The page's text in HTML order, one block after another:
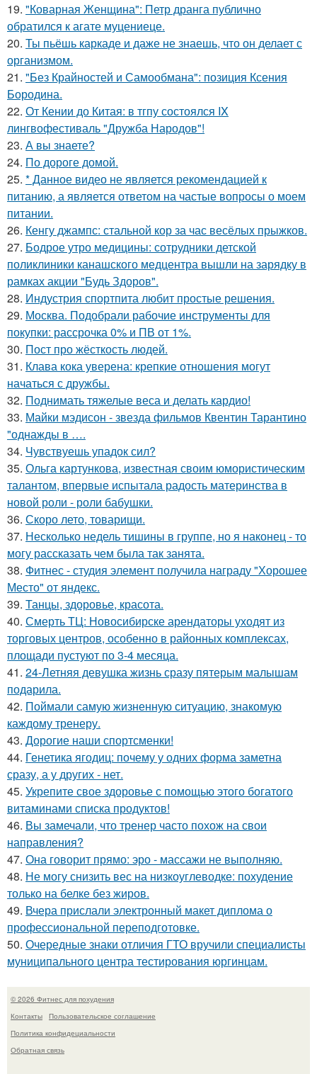
19. "Коварная Женщина": Петр дранга публично
обратился к агате муцениеце.
20. Ты пьёшь каркаде и даже не знаешь, что он делает с
организмом.
21. "Без Крайностей и Самообмана": позиция Ксения
Бородина.
22. От Кении до Китая: в тгпу состоялся IX
лингвофестиваль "Дружба Народов"!
23. А вы знаете?
24. По дороге домой.
25. * Данное видео не является рекомендацией к
питанию, а является ответом на частые вопросы о моем
питании.
26. Кенгу джампс: стальной кор за час весёлых прыжков.
27. Бодрое утро медицины: сотрудники детской
поликлиники канашского медцентра вышли на зарядку в
рамках акции "Будь Здоров".
28. Индустрия спортпита любит простые решения.
29. Москва. Подобрали рабочие инструменты для
покупки: рассрочка 0% и ПВ от 1%.
30. Пост про жёсткость людей.
31. Клава кока уверена: крепкие отношения могут
начаться с дружбы.
32. Поднимать тяжелые веса и делать кардио!
33. Майки мэдисон - звезда фильмов Квентин Тарантино
"однажды в ….
34. Чувствуешь упадок сил?
35. Ольга картункова, известная своим юмористическим
талантом, впервые испытала радость материнства в
новой роли - роли бабушки.
36. Скоро лето, товарищи.
37. Несколько недель тишины в группе, но я наконец - то
могу рассказать чем была так занята.
38. Фитнес - студия элемент получила награду "Хорошее
Место" от яндекс.
39. Танцы, здоровье, красота.
40. Смерть ТЦ: Новосибирске арендаторы уходят из
торговых центров, особенно в районных комплексах,
площади пустуют по 3-4 месяца.
41. 24-Летняя девушка жизнь сразу пятерым малышам
подарила.
42. Поймали самую жизненную ситуацию, знакомую
каждому тренеру.
43. Дорогие наши спортсменки!
44. Генетика ягодиц: почему у одних форма заметна
сразу, а у других - нет.
45. Укрепите свое здоровье с помощью этого богатого
витаминами списка продуктов!
46. Вы замечали, что тренер часто похож на свои
направления?
47. Она говорит прямо: эро - массажи не выполняю.
48. Не могу снизить вес на низкоуглеводке: похудение
только на белке без жиров.
49. Вчера прислали электронный макет диплома о
профессиональной переподготовке.
50. Очередные знаки отличия ГТО вручили специалисты
муниципального центра тестирования юргинцам.
© 2026 Фитнес для похудения
Контакты
Пользовательское соглашение
Политика конфидециальности
Обратная связь